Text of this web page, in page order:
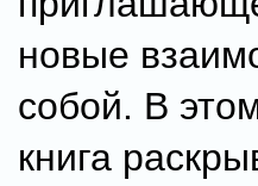
новые
собой. В
книга